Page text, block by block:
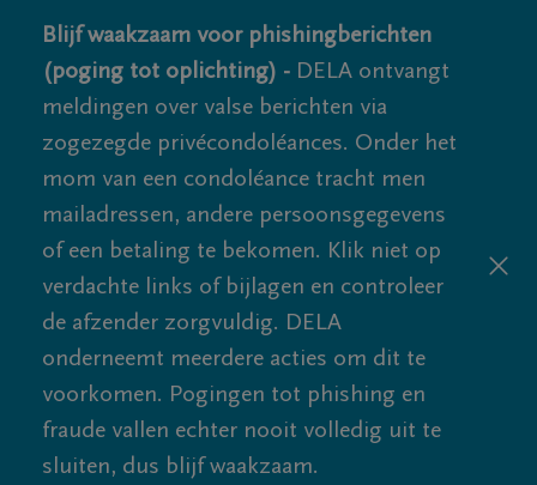
Blijf waakzaam voor phishingberichten
(poging tot oplichting) - DELA ontvangt
meldingen over valse berichten via
zogezegde privécondoléances. Onder het
mom van een condoléance tracht men
mailadressen, andere persoonsgegevens
of een betaling te bekomen. Klik niet op
verdachte links of bijlagen en controleer
de afzender zorgvuldig. DELA
onderneemt meerdere acties om dit te
voorkomen. Pogingen tot phishing en
fraude vallen echter nooit volledig uit te
sluiten, dus blijf waakzaam.